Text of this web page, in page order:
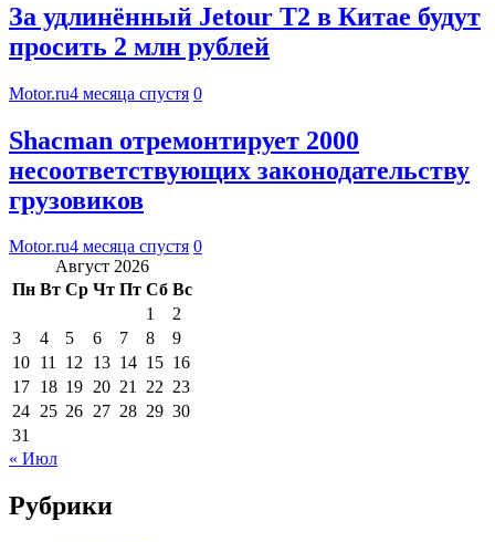
За удлинённый Jetour T2 в Китае будут
просить 2 млн рублей
Motor.ru4 месяца спустя 0
Shacman отремонтирует 2000
несоответствующих законодательству
грузовиков
Motor.ru4 месяца спустя 0
Август 2026
Пн Вт Ср Чт Пт Сб Вс
1
2
3
4 5 6 7 8
9
10 11 12 13 14 15 16
17 18 19 20 21 22 23
24 25 26 27 28 29 30
31
« Июл
Рубрики